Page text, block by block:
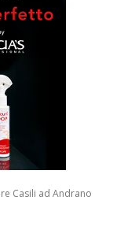
Casili ad Andrano